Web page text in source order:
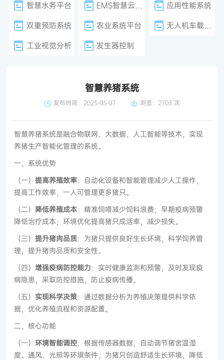
智慧水务平台
EMS智慧云平台
应用性能系统
双重预防系统
农业系统平台
无人机车载巡检
工业视觉分析
发生器控制
智慧养猪系统
发布时间：2025-05-07 浏览： 2703 次
智慧养猪系统是融合物联网、大数据、人工智能等技术，实现
养猪生产智能化管理的系统。
一、系统优势
（一）提高养殖效率：自动化设备和智能管理减少人工操作，
提高工作效率，一人可管理更多猪只。
（二） 降低养殖成本：精准饲喂减少饲料浪费；早期疫病预警
降低治疗成本；环境优化提高猪只成活率，减少损失。
（三）提升猪肉品质：为猪只提供良好生长环境，科学饲养管
理，提升猪肉品质和安全性。
（四）增强疫病防控能力 ：实时健康监测和预警，及时发现疫
病隐患，采取防控措施，防止疫病传播。
（五）实现科学决策：通过数据分析为养殖决策提供科学依
据，优化养殖流程和资源配置。
二、核心功能
（一）环境智能调控：根据传感器数据，自动调节猪舍温湿
度、通风、光照等环境条件，为猪只创造舒适生长环境，降低